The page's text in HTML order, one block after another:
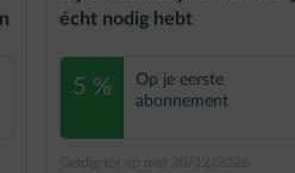
écht nodig hebt
5 %
Op je eerste
abonnement